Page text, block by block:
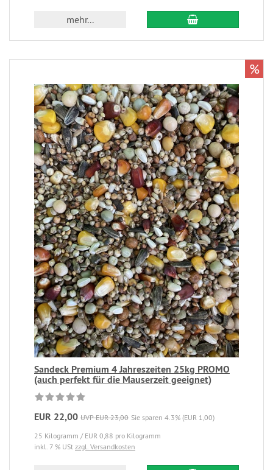
mehr...
Sandeck Premium 4 Jahreszeiten 25kg PROMO
(auch perfekt für die Mauserzeit geeignet)
EUR 22,00 UVP EUR 23,00 Sie sparen 4.3% (EUR 1,00)
25 Kilogramm / EUR 0,88 pro Kilogramm
inkl. 7 % USt zzgl. Versandkosten
%